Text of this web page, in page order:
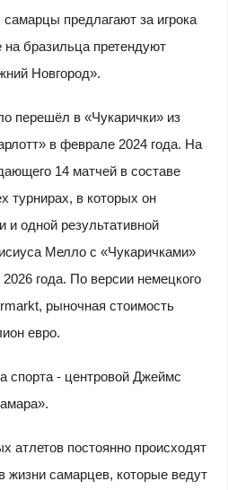
предлагают за игрока
бразильца претендуют
Новгород».
перешёл в «Чукарички» из
в феврале 2024 года. На
14 матчей в составе
турнирах, в которых он
и одной результативной
Мелло с «Чукаричками»
года. По версии немецкого
рыночная стоимость
евро.
спорта - центровой Джеймс
атлетов постоянно происходят
жизни самарцев, которые ведут